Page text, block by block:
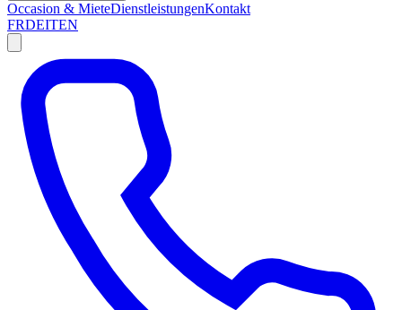
Occasion & MieteDienstleistungenKontakt
FRDEITEN